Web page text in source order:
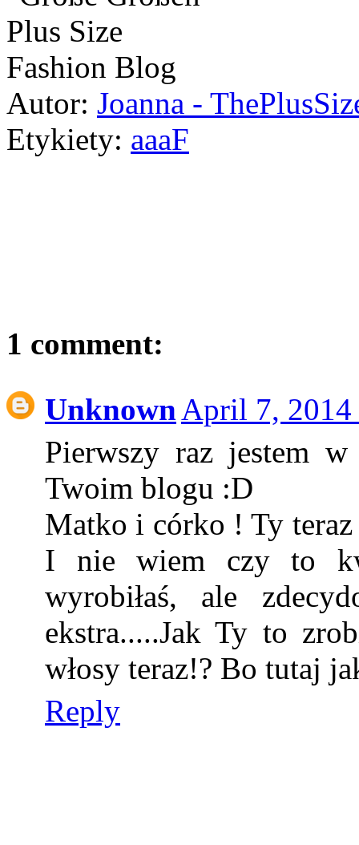
Autor: Joanna -
Etykiety: aaaF
1 comment:
UnknownApril 7, 2014
Pierwszy raz jestem
Twoim blogu :D
Matko i córko ! Ty
I nie wiem czy to
wyrobiłaś, ale
ekstra.....Jak Ty to
włosy teraz!? Bo tutaj
Reply